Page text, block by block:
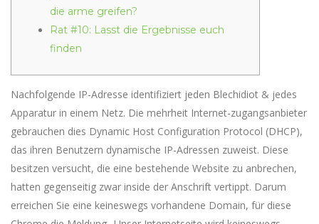
die arme greifen?
Rat #10: Lasst die Ergebnisse euch
finden
Nachfolgende IP-Adresse identifiziert jeden Blechidiot & jedes
Apparatur in einem Netz. Die mehrheit Internet-zugangsanbieter
gebrauchen dies Dynamic Host Configuration Protocol (DHCP),
das ihren Benutzern dynamische IP-Adressen zuweist. Diese
besitzen versucht, die eine bestehende Website zu anbrechen,
hatten gegenseitig zwar inside der Anschrift vertippt. Darum
erreichen Sie eine keineswegs vorhandene Domain, für diese